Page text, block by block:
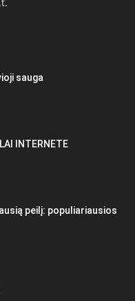
sauga
INTERNETE
peilį: populiariausios